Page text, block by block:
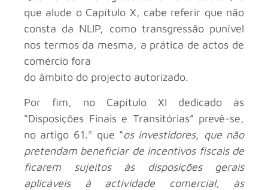
que alude o Capítulo X, cabe referir que não
consta da NLIP, como transgressão punível
nos termos da mesma, a prática de actos de
comércio fora
do âmbito do projecto autorizado.
Por fim, no Capítulo XI dedicado às
“Disposições Finais e Transitórias” prevê-se,
no artigo 61.º que “os investidores, que não
pretendam beneficiar de incentivos fiscais de
ficarem sujeitos às disposições gerais
aplicáveis à actividade comercial, às